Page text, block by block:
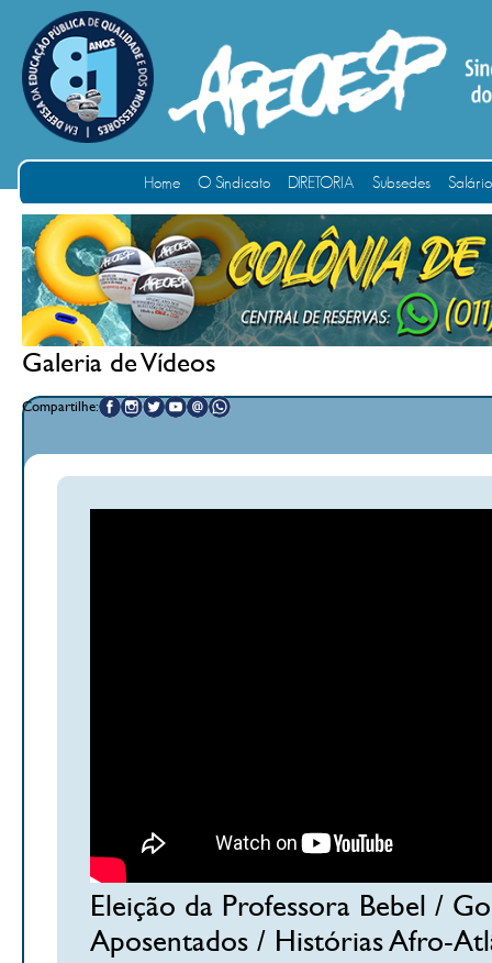
Home O Sindicato DIRETORIA Subsedes
Galeria de Vídeos
Compartilhe:
Eleição da Professora Bebel /
Aposentados / Histórias Afro-